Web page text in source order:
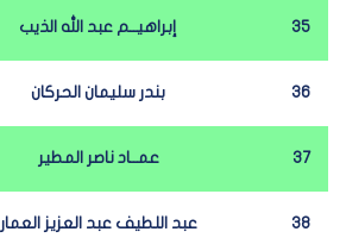
35 إبراهيــم عبد الله الذيب
36 بندر سليمان الحركان
37 عمــاد ناصر المطير
38 عبد اللطيف عبد العزيز العمار